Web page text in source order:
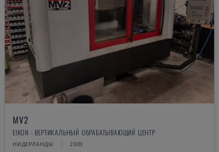
MV2
EIKON - ВЕРТИКАЛЬНЫЙ ОБРАБАТЫВАЮЩИЙ ЦЕНТР
НИДЕРЛАНДЫ 2003